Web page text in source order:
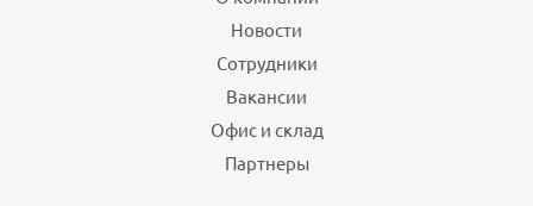
Новости
Сотрудники
Вакансии
Офис и склад
Партнеры